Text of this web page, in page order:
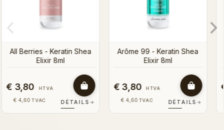
→
€ 3,80 HTVA
€ 4,60 TVAC DÉTAILS →
€ 3,80 HTVA
€ 4,60 TVAC DÉTAILS